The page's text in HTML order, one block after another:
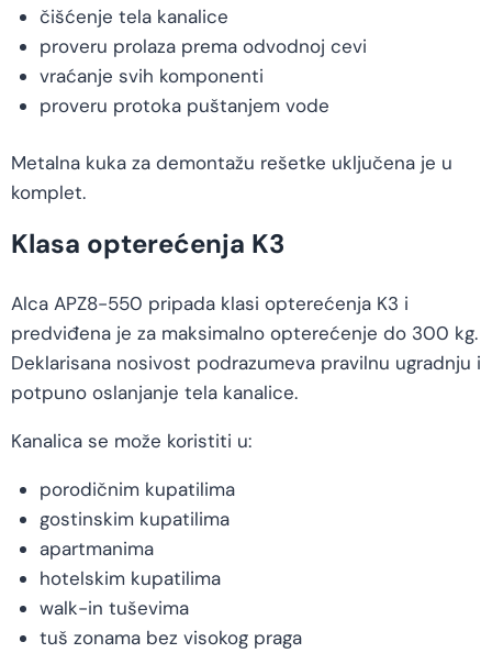
čišćenje tela kanalice
proveru prolaza prema odvodnoj cevi
vraćanje svih komponenti
proveru protoka puštanjem vode
Metalna kuka za demontažu rešetke uključena je u
komplet.
Klasa opterećenja K3
Alca APZ8-550 pripada klasi opterećenja K3 i
predviđena je za maksimalno opterećenje do 300 kg.
Deklarisana nosivost podrazumeva pravilnu ugradnju i
potpuno oslanjanje tela kanalice.
Kanalica se može koristiti u:
porodičnim kupatilima
gostinskim kupatilima
apartmanima
hotelskim kupatilima
walk-in tuševima
tuš zonama bez visokog praga